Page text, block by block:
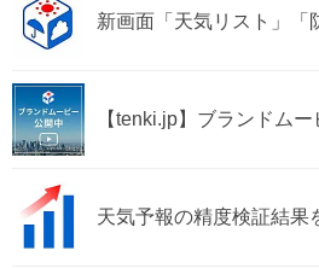
新画面「天気リスト」「
【tenki.jp】ブランドム
天気予報の精度検証結果